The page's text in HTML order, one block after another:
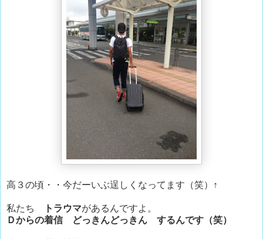
高３の頃・・今だーいぶ逞しくなってます（笑）↑
私たち トラウマがあるんですよ。
Ｄからの着信 どっきんどっきん するんです（笑）